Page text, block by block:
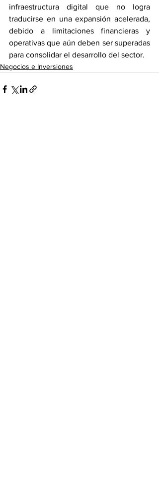
infraestructura digital que no logra
traducirse en una expansión acelerada,
debido a limitaciones financieras y
operativas que aún deben ser superadas
para consolidar el desarrollo del sector.
Negocios e Inversiones